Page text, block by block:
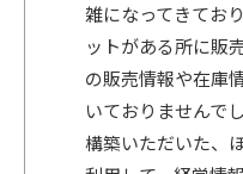
雑になってきてお
ットがある所に販
の販売情報や在庫
いておりませんで
構築いただいた、